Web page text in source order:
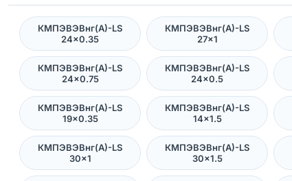
КМПЭВЭВнг(А)-LS
24×0.35
КМПЭВЭВнг(А)-LS
27×1
КМПЭВЭВнг(А)-LS
24×0.75
КМПЭВЭВнг(А)-LS
24×0.5
КМПЭВЭВнг(А)-LS
19×0.35
КМПЭВЭВнг(А)-LS
14×1.5
КМПЭВЭВнг(А)-LS
30×1
КМПЭВЭВнг(А)-LS
30×1.5